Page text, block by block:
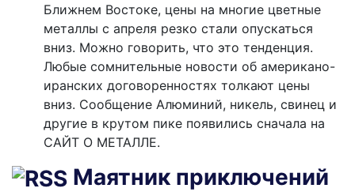
Ближнем Востоке, цены на многие цветные
металлы с апреля резко стали опускаться
вниз. Можно говорить, что это тенденция.
Любые сомнительные новости об американо-
иранских договоренностях толкают цены
вниз. Сообщение Алюминий, никель, свинец и
другие в крутом пике появились сначала на
САЙТ О МЕТАЛЛЕ.
Маятник приключений